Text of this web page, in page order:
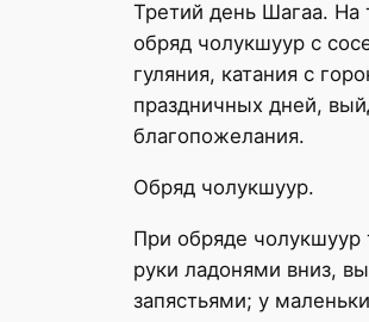
Третий день Шагаа. На
обряд чолукшуур с
гуляния, катания с
праздничных дней,
благопожелания.
Обряд чолукшуур.
При обряде чолукшуур
руки ладонями вниз,
запястьями; у